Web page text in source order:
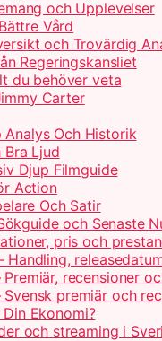
och Upplevelser
Vård
och Trovärdig
Regeringskansliet
du behöver veta
Carter
Analys Och Historik
Ljud
Djup Filmguide
Action
Och Satir
och Senaste
pris och
recensioner
premiär och
Ekonomi?
och streaming i